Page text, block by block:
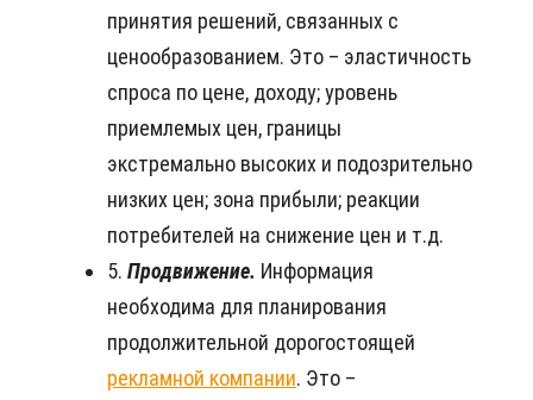
принятия решений, связанных с
ценообразованием. Это – эластичность
спроса по цене, доходу; уровень
приемлемых цен, границы
экстремально высоких и подозрительно
низких цен; зона прибыли; реакции
потребителей на снижение цен и т.д.
5. Продвижение. Информация
необходима для планирования
продолжительной дорогостоящей
рекламной компании. Это –